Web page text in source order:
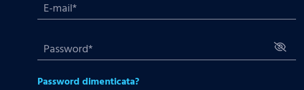
Password dimenticata?